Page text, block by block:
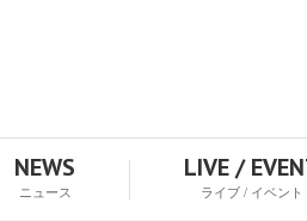
NEWS
ニュース
LIVE /
ライブ / イベント